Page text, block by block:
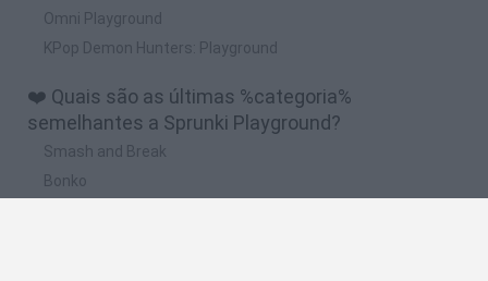
Omni Playground
KPop Demon Hunters: Playground
❤️ Quais são as últimas %categoria%
semelhantes a Sprunki Playground?
Smash and Break
Bonko